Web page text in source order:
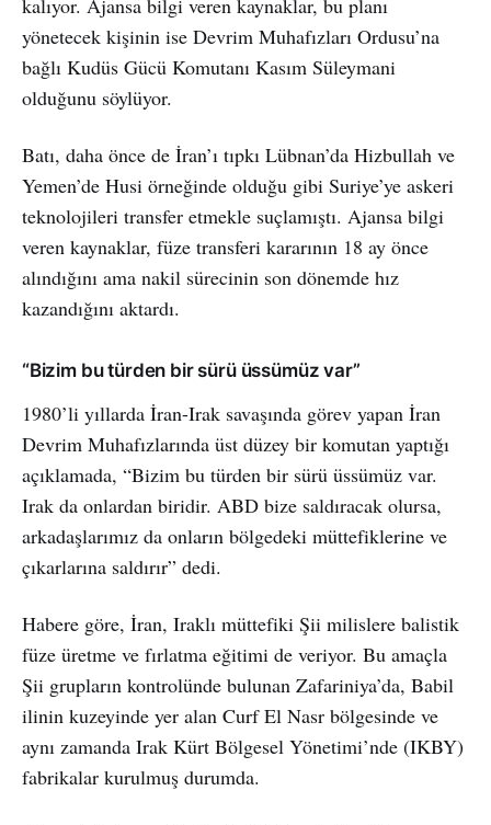
yönetecek kişinin ise Devrim Muhafızları Ordusu’na
bağlı Kudüs Gücü Komutanı Kasım Süleymani
olduğunu söylüyor.
Batı, daha önce de İran’ı tıpkı Lübnan’da Hizbullah ve
Yemen’de Husi örneğinde olduğu gibi Suriye’ye askeri
teknolojileri transfer etmekle suçlamıştı. Ajansa bilgi
veren kaynaklar, füze transferi kararının 18 ay önce
alındığını ama nakil sürecinin son dönemde hız
kazandığını aktardı.
“Bizim bu türden bir sürü üssümüz var”
1980’li yıllarda İran-Irak savaşında görev yapan İran
Devrim Muhafızlarında üst düzey bir komutan yaptığı
açıklamada, “Bizim bu türden bir sürü üssümüz var.
Irak da onlardan biridir. ABD bize saldıracak olursa,
arkadaşlarımız da onların bölgedeki müttefiklerine ve
çıkarlarına saldırır” dedi.
Habere göre, İran, Iraklı müttefiki Şii milislere balistik
füze üretme ve fırlatma eğitimi de veriyor. Bu amaçla
Şii grupların kontrolünde bulunan Zafariniya’da, Babil
ilinin kuzeyinde yer alan Curf El Nasr bölgesinde ve
aynı zamanda Irak Kürt Bölgesel Yönetimi’nde (IKBY)
fabrikalar kurulmuş durumda.